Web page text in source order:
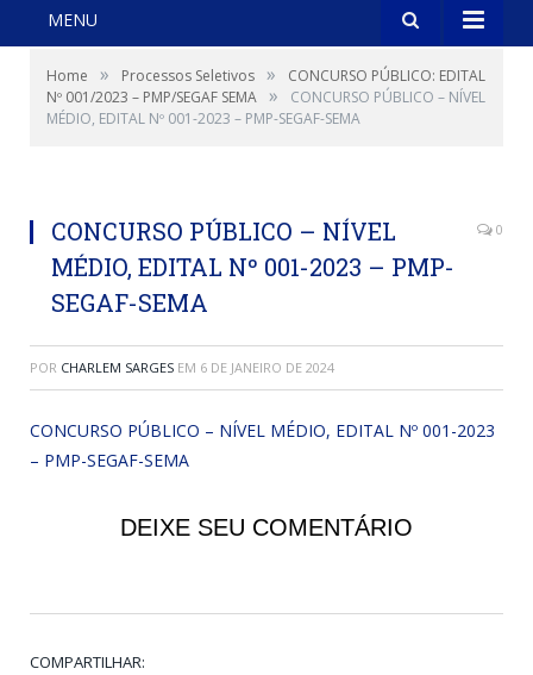
MENU
Home » Processos Seletivos »
CONCURSO PÚBLICO: EDITAL
Nº 001/2023 – PMP/SEGAF SEMA »
CONCURSO PÚBLICO – NÍVEL
MÉDIO, EDITAL Nº 001-2023 – PMP-SEGAF-SEMA
CONCURSO PÚBLICO – NÍVEL
MÉDIO, EDITAL Nº 001-2023 – PMP-
SEGAF-SEMA
0
POR CHARLEM SARGES EM 6 DE JANEIRO DE 2024
CONCURSO PÚBLICO – NÍVEL MÉDIO, EDITAL Nº 001-2023
– PMP-SEGAF-SEMA
DEIXE SEU COMENTÁRIO
COMPARTILHAR: